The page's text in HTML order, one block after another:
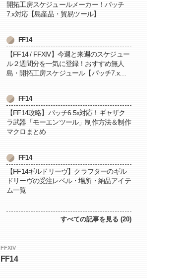
開拓工房スケジュールメーカー！パッチ
7.x対応【島産品・貿易ツール】
FF14
【FF14 / FFXIV】今週と来週のスケジュー
ル２週間分を一気に登録！おすすめ無人
島・開拓工房スケジュール【パッチ7.x対
FF14
【FF14攻略】パッチ6.5x対応！ギャザク
ラ武器「モーエンツール」制作方法＆制作
マクロまとめ
FF14
【FF14ギルドリーヴ】クラフターのギル
ドリーヴの受注レベル・場所・納品アイテ
ム一覧
すべての記事を見る (20)
FFXIV
FF14